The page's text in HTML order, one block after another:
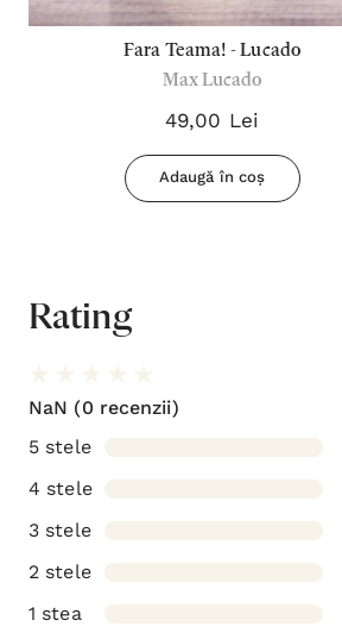
Fara Teama! - Lucado
Max Lucado
49,00 Lei
Adaugă în coș
Rating
NaN (0 recenzii)
5 stele
4 stele
3 stele
2 stele
1 stea